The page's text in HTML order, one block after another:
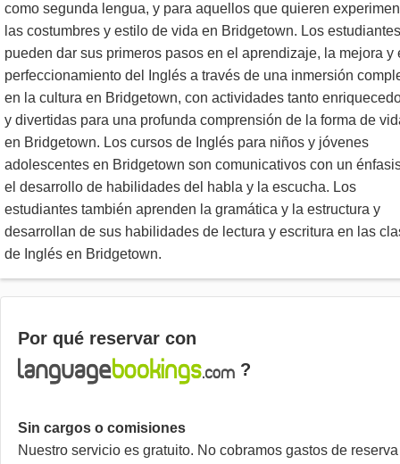
como segunda lengua, y para aquellos que quieren
las costumbres y estilo de vida en Bridgetown. Los estudiantes
pueden dar sus primeros pasos en el aprendizaje, la mejora y
perfeccionamiento del Inglés a través de una inmersión
en la cultura en Bridgetown, con actividades tanto
y divertidas para una profunda comprensión de la forma de
en Bridgetown. Los cursos de Inglés para niños y jóvenes
adolescentes en Bridgetown son comunicativos con un
el desarrollo de habilidades del habla y la escucha. Los
estudiantes también aprenden la gramática y la estructura y
desarrollan de sus habilidades de lectura y escritura en las
de Inglés en Bridgetown.
Por qué reservar con
?
Sin cargos o comisiones
Nuestro servicio es gratuito. No cobramos gastos de reserva